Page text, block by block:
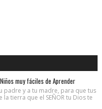
muy fáciles de Aprender
padre y a tu madre, para que tus
tierra que el SEÑOR tu Dios te